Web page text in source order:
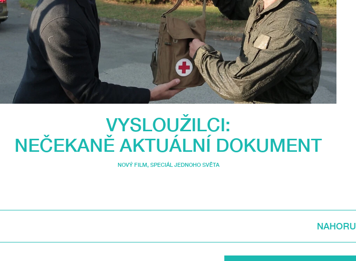
VYSLOUŽILCI:
NEČEKANĚ AKTUÁLNÍ DOKUMENT
NOVÝ FILM, SPECIÁL JEDNOHO SVĚTA
NAHORU